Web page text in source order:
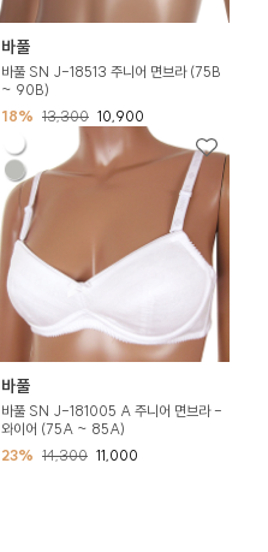
바풀
바풀 SN J-18513 주니어 면브라 (75B
~ 90B)
18% 13,300 10,900
바풀
바풀 SN J-181005 A 주니어 면브라 -
와이어 (75A ~ 85A)
23% 14,300 11,000